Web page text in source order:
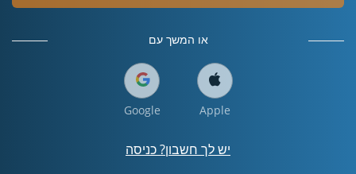
או המשך עם
Apple
Google
יש לך חשבון? כניסה